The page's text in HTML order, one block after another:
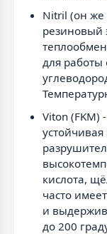
Nitril (он же
резиновый
для работы
Viton (FKM)
кислота,
часто
и
до 200